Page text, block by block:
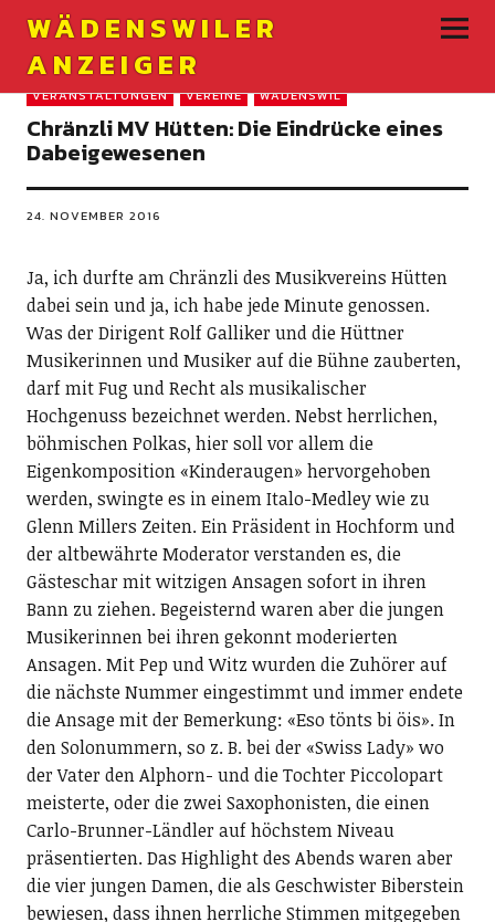
WÄDENSWILER
ANZEIGER
VERANSTALTUNGEN VEREINE WÄDENSWIL
Chränzli MV Hütten: Die Eindrücke eines
Dabeigewesenen
24. NOVEMBER 2016
Ja, ich durfte am Chränzli des Musikvereins Hütten
dabei sein und ja, ich habe jede Minute genossen.
Was der Dirigent Rolf Galliker und die Hüttner
Musikerinnen und Musiker auf die Bühne zauberten,
darf mit Fug und Recht als musikalischer
Hochgenuss bezeichnet werden. Nebst herrlichen,
böhmischen Polkas, hier soll vor allem die
Eigenkomposition «Kinderaugen» hervorgehoben
werden, swingte es in einem Italo-Medley wie zu
Glenn Millers Zeiten. Ein Präsident in Hochform und
der altbewährte Moderator verstanden es, die
Gästeschar mit witzigen Ansagen sofort in ihren
Bann zu ziehen. Begeisternd waren aber die jungen
Musikerinnen bei ihren gekonnt moderierten
Ansagen. Mit Pep und Witz wurden die Zuhörer auf
die nächste Nummer eingestimmt und immer endete
die Ansage mit der Bemerkung: «Eso tönts bi öis». In
den Solonummern, so z. B. bei der «Swiss Lady» wo
der Vater den Alphorn- und die Tochter Piccolopart
meisterte, oder die zwei Saxophonisten, die einen
Carlo-Brunner-Ländler auf höchstem Niveau
präsentierten. Das Highlight des Abends waren aber
die vier jungen Damen, die als Geschwister Biberstein
bewiesen, dass ihnen herrliche Stimmen mitgegeben